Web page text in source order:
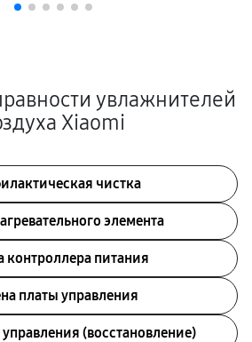
увлажнителей
Xiaomi
чистка
элемента
контроллера питания
платы управления
(восстановление)